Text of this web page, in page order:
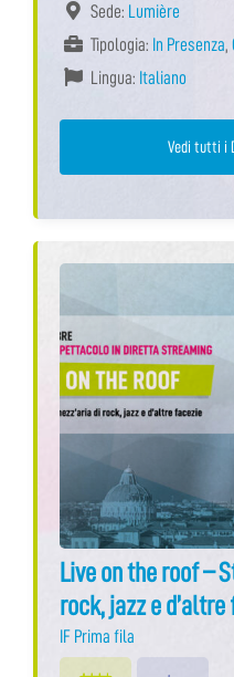
Sede: Lumière
Tipologia: In Presenza,
Lingua: Italiano
Vedi tutti i
Live on the roof –
rock, jazz e
IF Prima fila